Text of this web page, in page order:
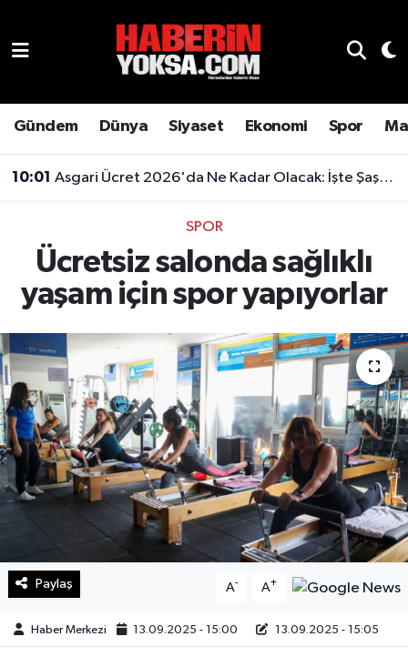
Gündem Dünya Siyaset Ekonomi Spor
10:01 Asgari Ücret 2026'da Ne Kadar Olacak: İşte Şaşırtan Rakam
SPOR
Ücretsiz salonda sağlıklı
yaşam için spor yapıyorlar
Paylaş A- A+
Haber Merkezi 13.09.2025 - 15:00 13.09.2025 - 15:05
Genel
Gündem
Magazin
Otomobil
Sağlık
Teknoloji
Yaşam
Hava Durumu
Son Dakika Haberleri
Haber Arşivi